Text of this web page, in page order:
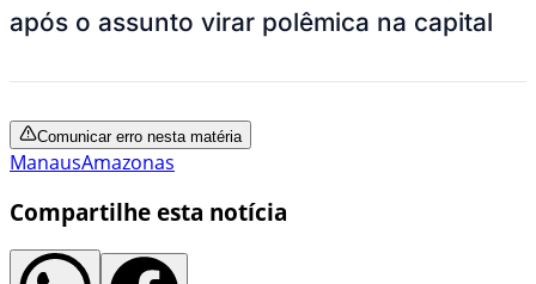
após o assunto virar polêmica na capital
Comunicar erro nesta matéria
ManausAmazonas
Compartilhe esta notícia